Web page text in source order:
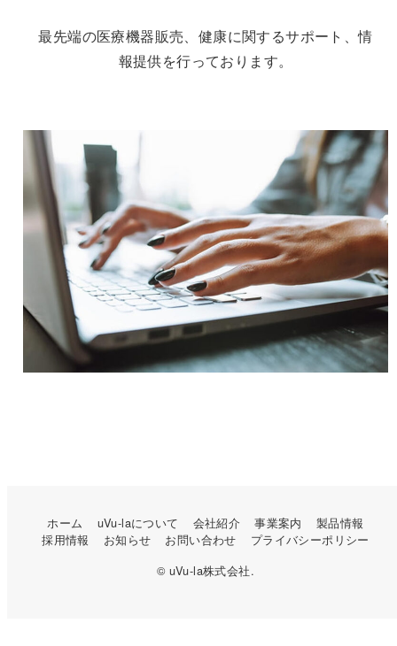
最先端の医療機器販売、健康に関するサポート、情
報提供を行っております。
ホーム uVu-laについて 会社紹介 事業案内
製品情報
採用情報
お知らせ お問い合わせ
プライバシーポリシー
© uVu-la株式会社.